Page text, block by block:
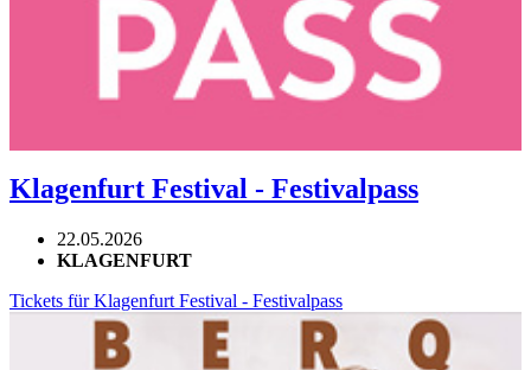
Klagenfurt Festival - Festivalpass
22.05.2026
KLAGENFURT
Tickets für Klagenfurt Festival - Festivalpass